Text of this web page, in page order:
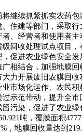
续抓紧抓实农药包
住建等部门，采取行
、经营者和使用者主
级回收处理试点项目
促进农业绿色安全发
结合，加强地膜回
开展废旧农膜回收
市场化运作、农民
示范带动，提升全市
污染，促进了农业绿
吨，覆膜面积
，地膜回收量达到